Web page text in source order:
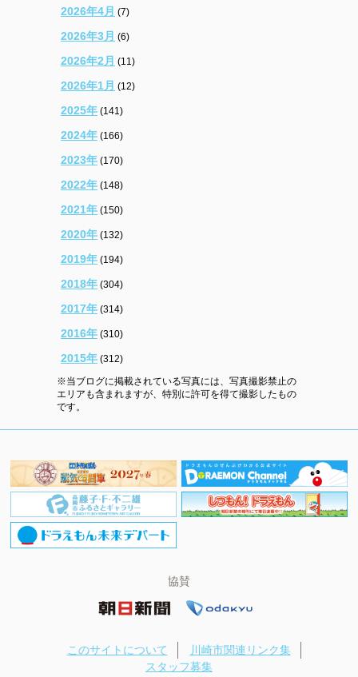
2026年4月 (7)
2026年3月 (6)
2026年2月 (11)
2026年1月 (12)
2025年 (141)
2024年 (166)
2023年 (170)
2022年 (148)
2021年 (150)
2020年 (132)
2019年 (194)
2018年 (304)
2017年 (314)
2016年 (310)
2015年 (312)
※当ブログに掲載されている写真には、写真撮影禁止の
エリアも含まれますが、特別に許可を得て撮影したもの
です。
協賛
このサイトについて
川崎市関連リンク集
スタッフ募集